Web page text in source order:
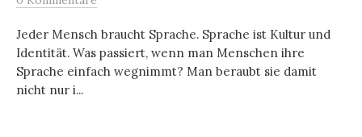
Jeder Mensch braucht Sprache. Sprache ist Kultur und
Identität. Was passiert, wenn man Menschen ihre
Sprache einfach wegnimmt? Man beraubt sie damit
nicht nur i...